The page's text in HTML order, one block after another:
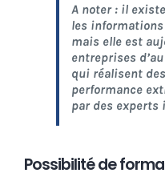
A noter : il
les
mais elle est
entreprises
qui réalisent
performance
par des experts
Possibilité de